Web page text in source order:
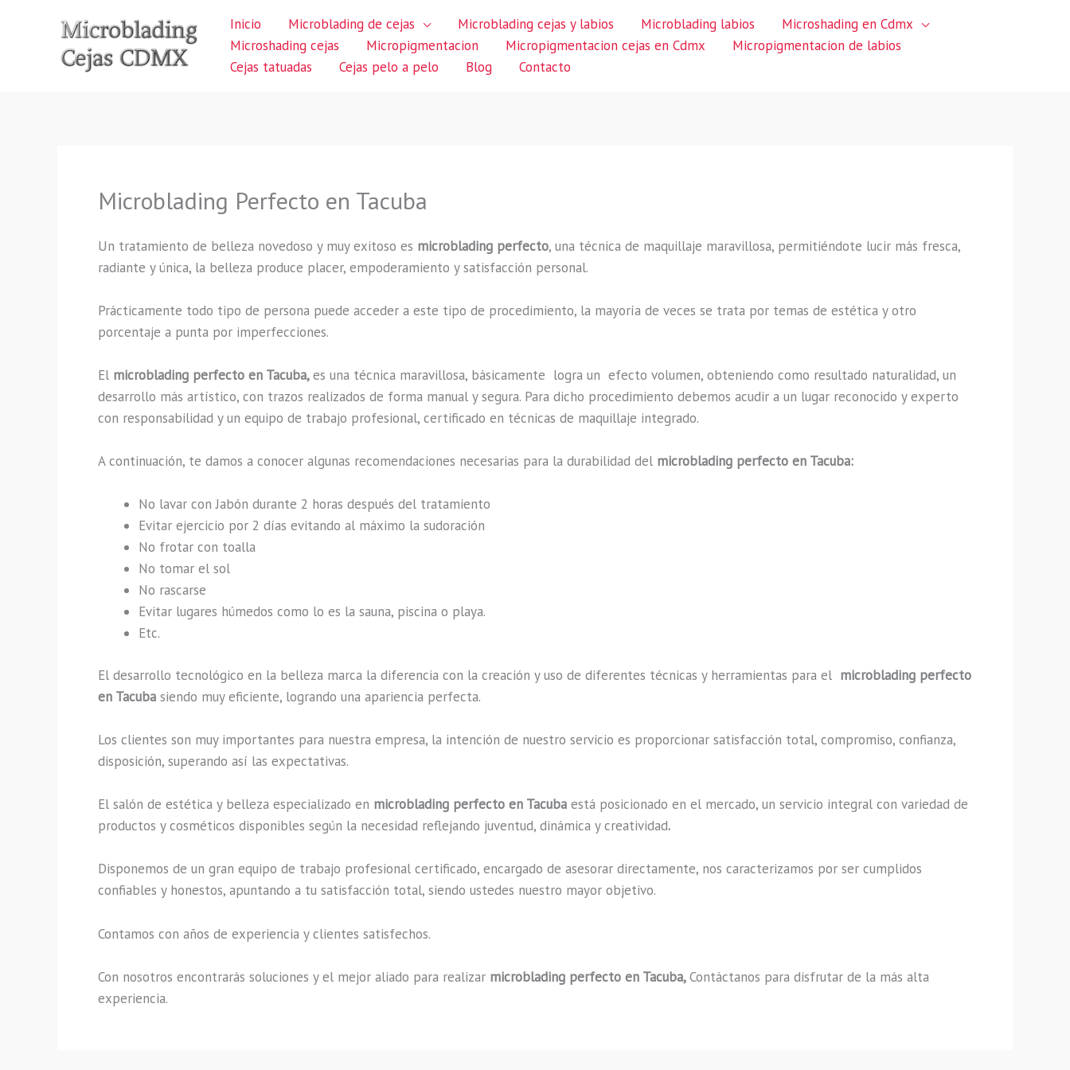
Inicio Microblading de cejas Microblading cejas y labios Microblading labios
Microshading en Cdmx
Microshading cejas
Micropigmentacion Micropigmentacion cejas en Cdmx
Micropigmentacion de labios
Cejas tatuadas
Cejas pelo a pelo Blog Contacto
Microblading Perfecto en Tacuba
Un tratamiento de belleza novedoso y muy exitoso es microblading perfecto, una técnica de maquillaje maravillosa, permitiéndote lucir más fresca,
radiante y única, la belleza produce placer, empoderamiento y satisfacción personal.
Prácticamente todo tipo de persona puede acceder a este tipo de procedimiento, la mayoría de veces se trata por temas de estética y otro
porcentaje a punta por imperfecciones.
El microblading perfecto en Tacuba,es una técnica maravillosa, básicamente logra un efecto volumen, obteniendo como resultado naturalidad, un
desarrollo más artístico, con trazos realizados de forma manual y segura. Para dicho procedimiento debemos acudir a un lugar reconocido y experto
con responsabilidad y un equipo de trabajo profesional, certificado en técnicas de maquillaje integrado.
A continuación, te damos a conocer algunas recomendaciones necesarias para la durabilidad del microblading perfecto en Tacuba:
No lavar con Jabón durante 2 horas después del tratamiento
Evitar ejercicio por 2 días evitando al máximo la sudoración
No frotar con toalla
No tomar el sol
No rascarse
Evitar lugares húmedos como lo es la sauna, piscina o playa.
Etc.
El desarrollo tecnológico en la belleza marca la diferencia con la creación y uso de diferentes técnicas y herramientas para el microblading perfecto
en Tacuba siendo muy eficiente, logrando una apariencia perfecta.
Los clientes son muy importantes para nuestra empresa, la intención de nuestro servicio es proporcionar satisfacción total, compromiso, confianza,
disposición, superando así las expectativas.
El salón de estética y belleza especializado en microblading perfecto en Tacuba está posicionado en el mercado, un servicio integral con variedad de
productos y cosméticos disponibles según la necesidad reflejando juventud, dinámica y creatividad.
Disponemos de un gran equipo de trabajo profesional certificado, encargado de asesorar directamente, nos caracterizamos por ser cumplidos
confiables y honestos, apuntando a tu satisfacción total, siendo ustedes nuestro mayor objetivo.
Contamos con años de experiencia y clientes satisfechos.
Con nosotros encontrarás soluciones y el mejor aliado para realizar microblading perfecto en Tacuba,Contáctanos para disfrutar de la más alta
experiencia.